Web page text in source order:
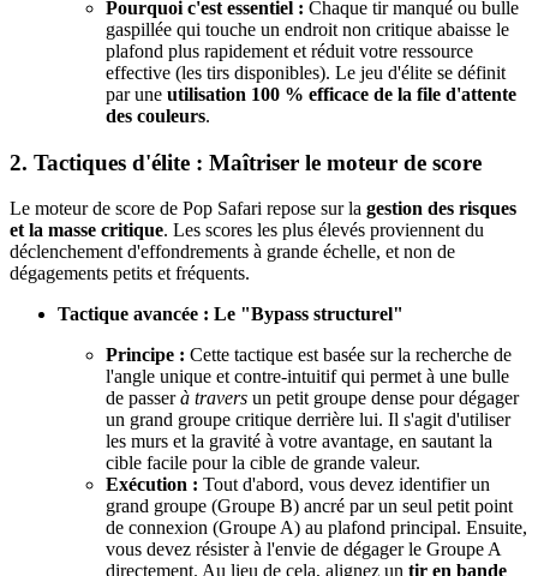
Pourquoi c'est essentiel : Chaque tir manqué ou bulle
gaspillée qui touche un endroit non critique abaisse le
plafond plus rapidement et réduit votre ressource
effective (les tirs disponibles). Le jeu d'élite se définit
par une utilisation 100 % efficace de la file d'attente
des couleurs.
2. Tactiques d'élite : Maîtriser le moteur de score
Le moteur de score de Pop Safari repose sur la gestion des risques
et la masse critique. Les scores les plus élevés proviennent du
déclenchement d'effondrements à grande échelle, et non de
dégagements petits et fréquents.
Tactique avancée : Le "Bypass structurel"
Principe : Cette tactique est basée sur la recherche de
l'angle unique et contre-intuitif qui permet à une bulle
de passerà travers un petit groupe dense pour dégager
un grand groupe critique derrière lui. Il s'agit d'utiliser
les murs et la gravité à votre avantage, en sautant la
cible facile pour la cible de grande valeur.
Exécution : Tout d'abord, vous devez identifier un
grand groupe (Groupe B) ancré par un seul petit point
de connexion (Groupe A) au plafond principal. Ensuite,
vous devez résister à l'envie de dégager le Groupe A
directement. Au lieu de cela, alignez un tir en bande